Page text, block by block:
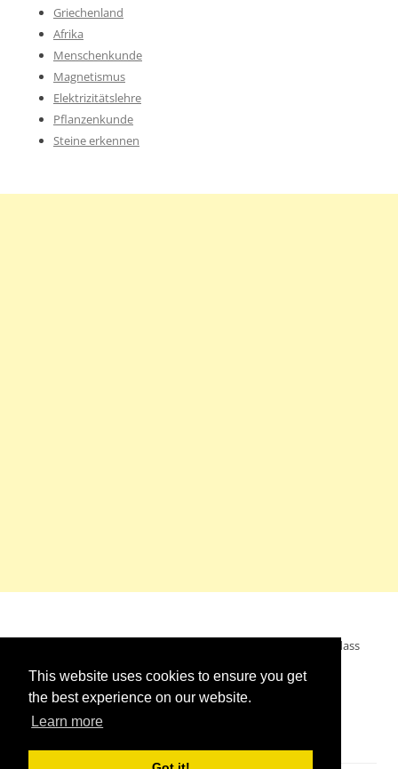
This website uses cookies to ensure you get
the best experience on our website.
Learn more
Griechenland
Afrika
Menschenkunde
Magnetismus
Elektrizitätslehre
Pflanzenkunde
Steine erkennen
Mein Wunsch: dass alle Menschen ohne Krieg leben dürfen, dass
alle Menschen den Krieg verurteilen und sich von den
Kriegstreibern abwenden. Das wünsche ich mir.